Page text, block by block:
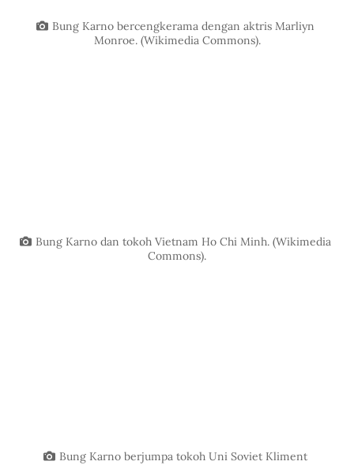
Bung Karno bercengkerama dengan aktris Marliyn
Monroe. (Wikimedia Commons).
Bung Karno dan tokoh Vietnam Ho Chi Minh. (Wikimedia
Commons).
Bung Karno berjumpa tokoh Uni Soviet Kliment